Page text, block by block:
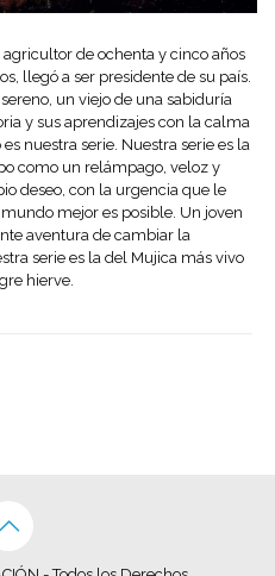
de ochenta y cinco años
llegó a ser presidente de su país.
un viejo de una sabiduría
y sus aprendizajes con la calma
nuestra serie. Nuestra serie es la
como un relámpago, veloz y
deseo, con la urgencia que le
mejor es posible. Un joven
aventura de cambiar la
serie es la del Mujica más vivo
hierve.